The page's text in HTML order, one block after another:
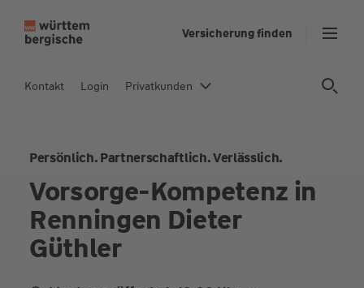
In
Versicherung finden
Kontakt Login Privatkunden
Persönlich. Partnerschaftlich. Verlässlich.
Vorsorge-Kompetenz in
Renningen Dieter
Güthler